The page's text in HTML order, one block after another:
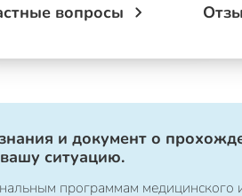
вопросы
и документ о
ситуацию.
программам медицинского